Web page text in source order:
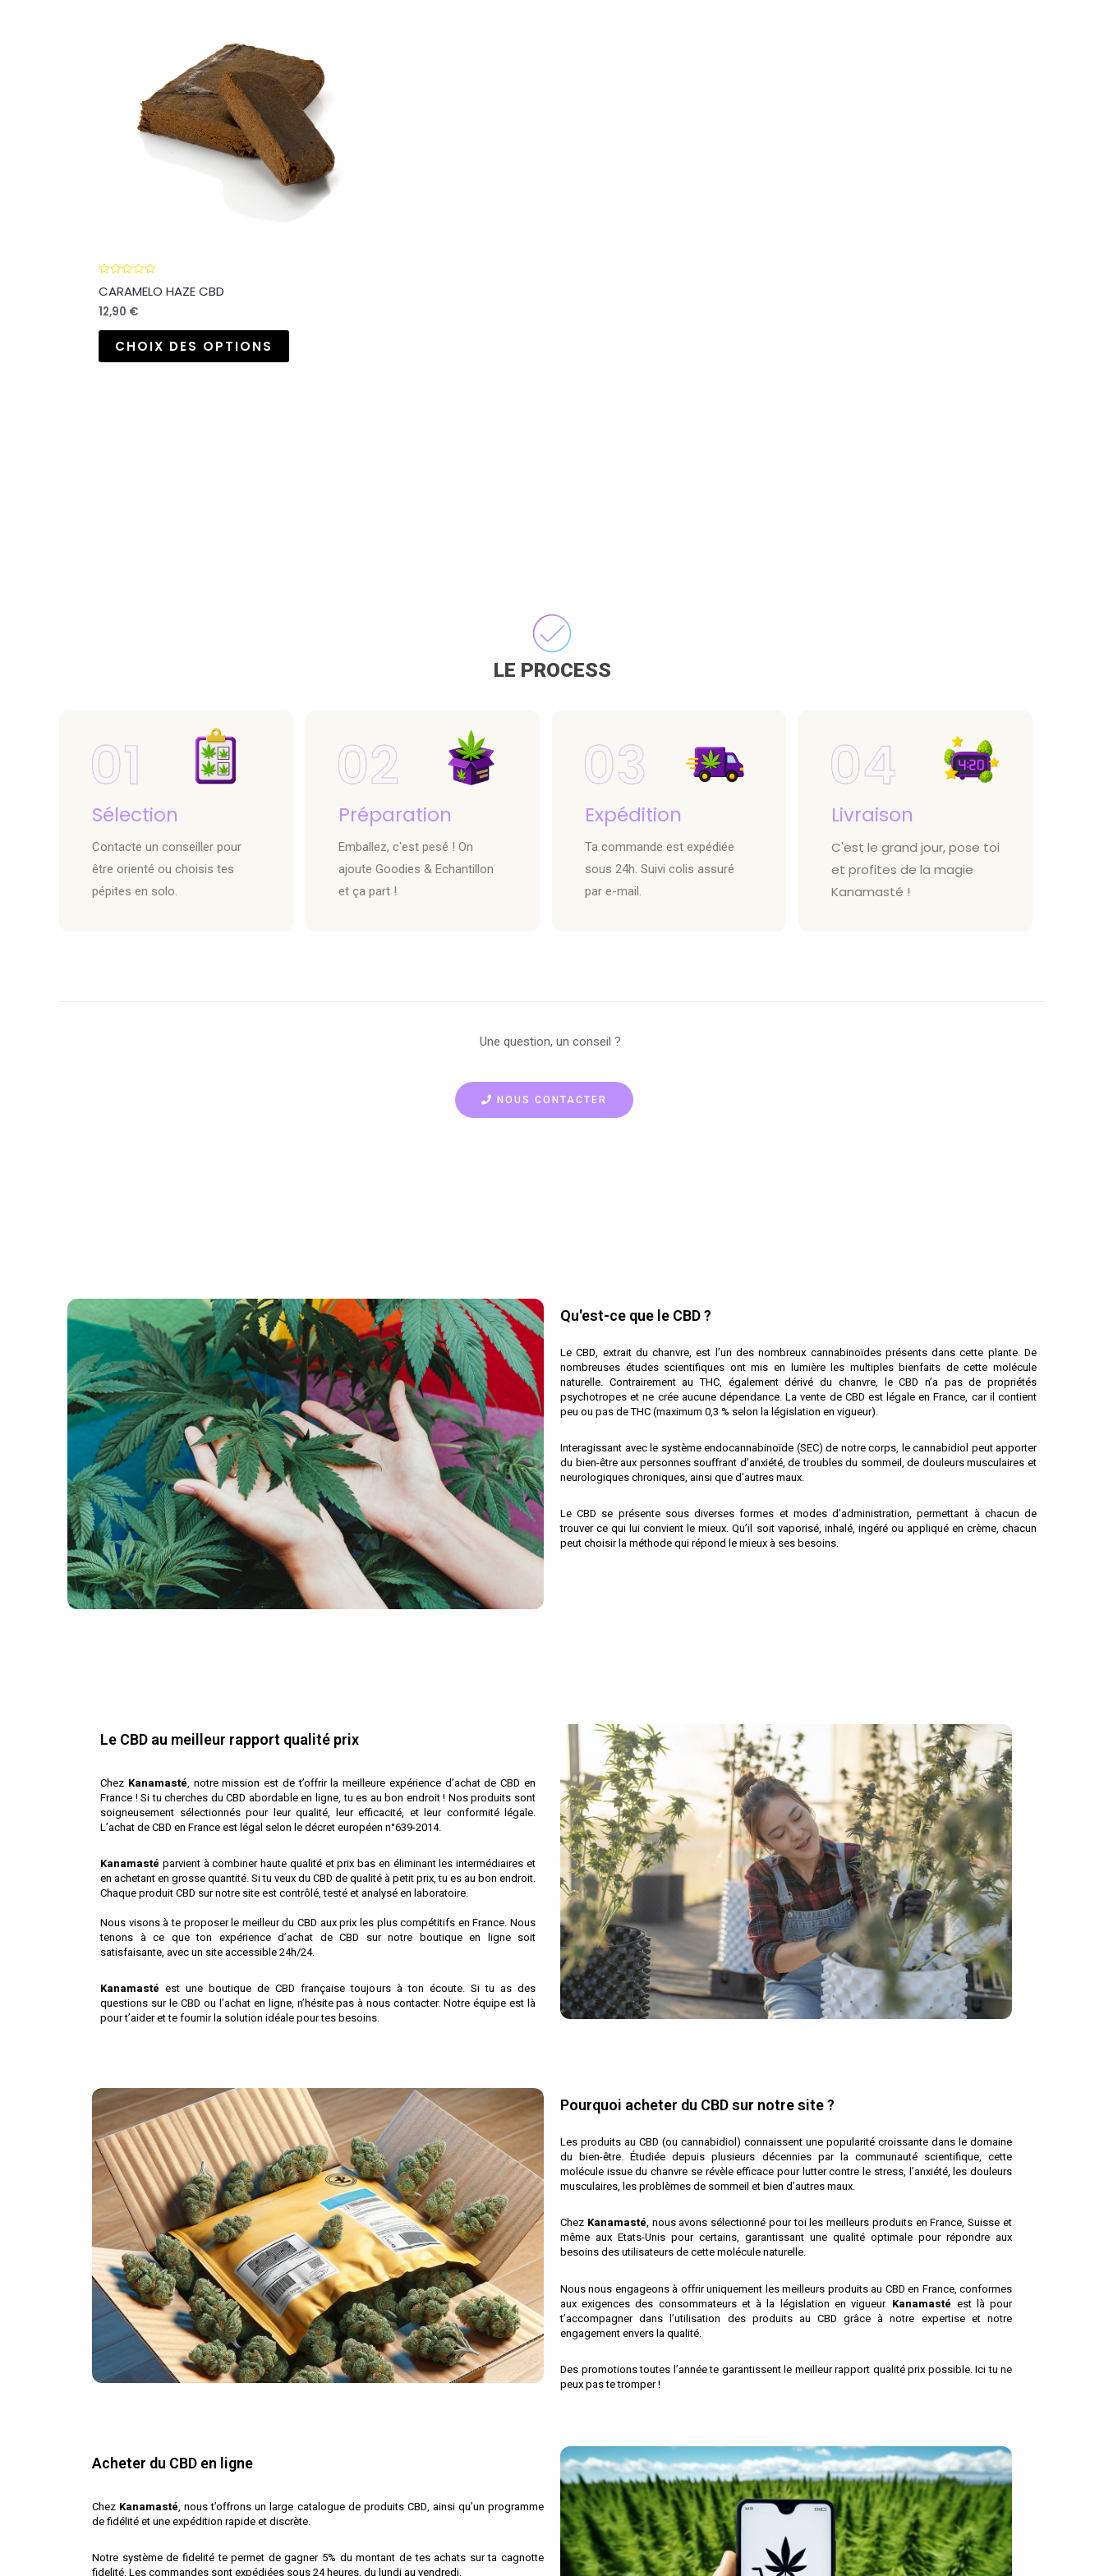
0
5
CARAMELO HAZE CBD
12,90 €
CHOIX DES OPTIONS
LE PROCESS
Sélection
Contacte un conseiller pour
être orienté ou choisis tes
pépites en solo.
Préparation
Emballez, c'est pesé ! On
ajoute Goodies & Echantillon
et ça part !
Expédition
Ta commande est expédiée
sous 24h. Suivi colis assuré
par e-mail.
Livraison
C'est le grand jour, pose toi
et profites de la magie
Kanamasté !
Une question, un conseil ?
NOUS CONTACTER
Qu'est-ce que le CBD ?
Le CBD, extrait du chanvre, est l’un des nombreux cannabinoïdes présents dans cette plante. De
nombreuses études scientifiques ont mis en lumière les multiples bienfaits de cette molécule
naturelle. Contrairement au THC, également dérivé du chanvre, le CBD n’a pas de propriétés
psychotropes et ne crée aucune dépendance. La vente de CBD est légale en France, car il contient
peu ou pas de THC (maximum 0,3 % selon la législation en vigueur).
Interagissant avec le système endocannabinoïde (SEC) de notre corps, le cannabidiol peut apporter
du bien-être aux personnes souffrant d’anxiété, de troubles du sommeil, de douleurs musculaires et
neurologiques chroniques, ainsi que d’autres maux.
Le CBD se présente sous diverses formes et modes d’administration, permettant à chacun de
trouver ce qui lui convient le mieux. Qu’il soit vaporisé, inhalé, ingéré ou appliqué en crème, chacun
peut choisir la méthode qui répond le mieux à ses besoins.
Le CBD au meilleur rapport qualité prix
Chez Kanamasté, notre mission est de t’offrir la meilleure expérience d’achat de CBD en
France ! Si tu cherches du CBD abordable en ligne, tu es au bon endroit ! Nos produits sont
soigneusement sélectionnés pour leur qualité, leur efficacité, et leur conformité légale.
L’achat de CBD en France est légal selon le décret européen n°639-2014.
Kanamasté parvient à combiner haute qualité et prix bas en éliminant les intermédiaires et
en achetant en grosse quantité. Si tu veux du CBD de qualité à petit prix, tu es au bon endroit.
Chaque produit CBD sur notre site est contrôlé, testé et analysé en laboratoire.
Nous visons à te proposer le meilleur du CBD aux prix les plus compétitifs en France. Nous
tenons à ce que ton expérience d’achat de CBD sur notre boutique en ligne soit
satisfaisante, avec un site accessible 24h/24.
Kanamasté est une boutique de CBD française toujours à ton écoute. Si tu as des
questions sur le CBD ou l’achat en ligne, n’hésite pas à nous contacter. Notre équipe est là
pour t’aider et te fournir la solution idéale pour tes besoins.
Pourquoi acheter du CBD sur notre site ?
Les produits au CBD (ou cannabidiol) connaissent une popularité croissante dans le domaine
du bien-être. Étudiée depuis plusieurs décennies par la communauté scientifique, cette
molécule issue du chanvre se révèle efficace pour lutter contre le stress, l’anxiété, les douleurs
musculaires, les problèmes de sommeil et bien d’autres maux.
Chez Kanamasté, nous avons sélectionné pour toi les meilleurs produits en France, Suisse et
même aux Etats-Unis pour certains, garantissant une qualité optimale pour répondre aux
besoins des utilisateurs de cette molécule naturelle.
Nous nous engageons à offrir uniquement les meilleurs produits au CBD en France, conformes
aux exigences des consommateurs et à la législation en vigueur. Kanamasté est là pour
t’accompagner dans l’utilisation des produits au CBD grâce à notre expertise et notre
engagement envers la qualité.
Des promotions toutes l’année te garantissent le meilleur rapport qualité prix possible. Ici tu ne
peux pas te tromper !
Acheter du CBD en ligne
Chez Kanamasté, nous t’offrons un large catalogue de produits CBD, ainsi qu’un programme
de fidélité et une expédition rapide et discrète.
Notre système de fidelité te permet de gagner 5% du montant de tes achats sur ta cagnotte
fidelité. Les commandes sont expédiées sous 24 heures, du lundi au vendredi.